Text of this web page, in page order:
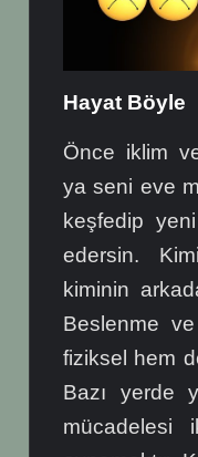
Hayat Böyle
Önce iklim
ya seni eve
keşfedip
edersin.
kiminin
Beslenme
fiziksel hem
Bazı yerde
mücadelesi